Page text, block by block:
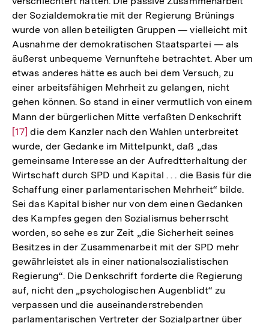
der Sozialdemokratie mit der Regierung Brünings
wurde von allen beteiligten Gruppen — vielleicht mit
Ausnahme der demokratischen Staatspartei — als
äußerst unbequeme Vernunftehe betrachtet. Aber um
etwas anderes hätte es auch bei dem Versuch, zu
einer arbeitsfähigen Mehrheit zu gelangen, nicht
gehen können. So stand in einer vermutlich von einem
Mann der bürgerlichen Mitte verfaßten Denkschrift
[17] die dem Kanzler nach den Wahlen unterbreitet
wurde, der Gedanke im Mittelpunkt, daß „das
gemeinsame Interesse an der Aufredtterhaltung der
Wirtschaft durch SPD und Kapital . . . die Basis für die
Schaffung einer parlamentarischen Mehrheit“ bilde.
Sei das Kapital bisher nur von dem einen Gedanken
des Kampfes gegen den Sozialismus beherrscht
worden, so sehe es zur Zeit „die Sicherheit seines
Besitzes in der Zusammenarbeit mit der SPD mehr
gewährleistet als in einer nationalsozialistischen
Regierung“. Die Denkschrift forderte die Regierung
auf, nicht den „psychologischen Augenblidt“ zu
verpassen und die auseinanderstrebenden
parlamentarischen Vertreter der Sozialpartner über